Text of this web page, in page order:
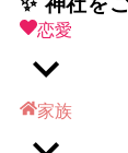
恋愛
家族